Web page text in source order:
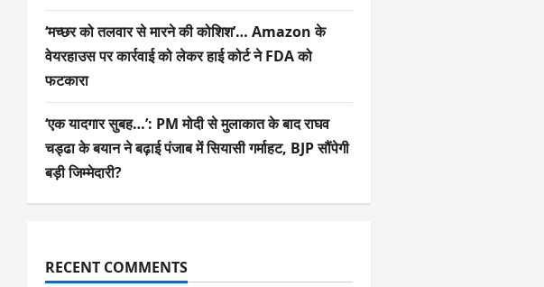
‘मच्छर को तलवार से मारने की कोशिश’… Amazon के
वेयरहाउस पर कार्रवाई को लेकर हाई कोर्ट ने FDA को
फटकारा
‘एक यादगार सुबह…’: PM मोदी से मुलाकात के बाद राघव
चड्ढा के बयान ने बढ़ाई पंजाब में सियासी गर्माहट, BJP सौंपेगी
बड़ी जिम्मेदारी?
RECENT COMMENTS